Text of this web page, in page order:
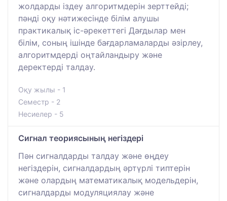
жолдарды іздеу алгоритмдерін зерттейді;
пәнді оқу нәтижесінде білім алушы
практикалық іс-әрекеттегі Дағдылар мен
білім, соның ішінде бағдарламаларды әзірлеу,
алгоритмдерді оңтайландыру және
деректерді талдау.
Оқу жылы - 1
Семестр - 2
Несиелер - 5
Сигнал теориясының негіздері
Пән сигналдарды талдау және өңдеу
негіздерін, сигналдардың әртүрлі типтерін
және олардың математикалық модельдерін,
сигналдарды модуляциялау және